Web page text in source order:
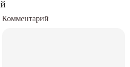
Комментарий